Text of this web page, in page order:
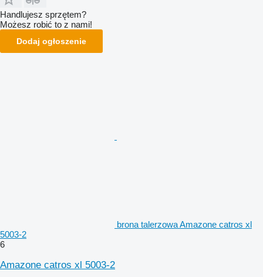
Handlujesz sprzętem?
Możesz robić to z nami!
Dodaj ogłoszenie
brona talerzowa Amazone catros xl
5003-2
6
Amazone catros xl 5003-2